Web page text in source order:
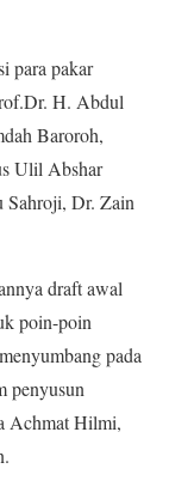
para pakar
H. Abdul
Baroroh,
Ulil Abshar
Dr. Zain
draft awal
poin-poin
pada
penyusun
Achmat Hilmi,